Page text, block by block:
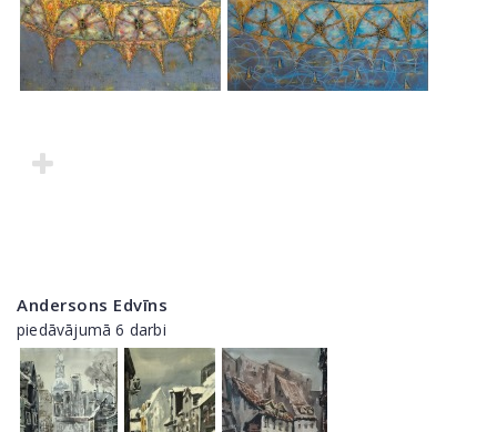
Andersons Edvīns
piedāvājumā 6 darbi